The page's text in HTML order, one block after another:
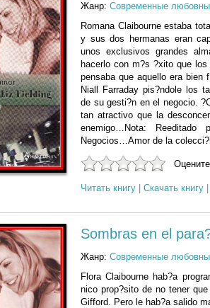
Жанр: Современные
Romana Claibourne estaba
y sus dos hermanas eran
unos exclusivos grandes
hacerlo con m?s ?xito que
pensaba que aquello era
Niall Farraday pis?ndole los
de su gesti?n en el negocio.
tan atractivo que la
enemigo…Nota:
Negocios…Amor de la
Читать книгу Скачать книгу
Sombras en el
Жанр: Современные
Flora Claibourne hab?a
nico prop?sito de no tener
Gifford. Pero le hab?a salido